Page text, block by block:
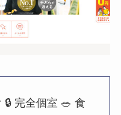
🔒 完全個室 🥗 食